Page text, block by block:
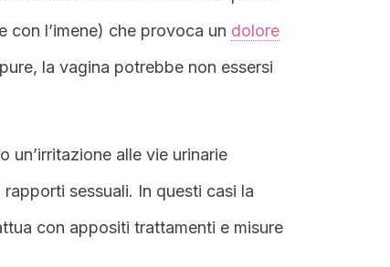
con l’imene) che provoca un dolore
la vagina potrebbe non essersi
un’irritazione alle vie urinarie
sessuali. In questi casi la
con appositi trattamenti e misure